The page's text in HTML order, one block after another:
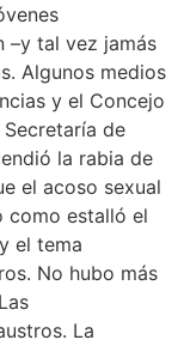
–y tal vez jamás
Algunos medios
y el Concejo
de
la rabia de
el acoso sexual
como estalló el
el tema
No hubo más
La